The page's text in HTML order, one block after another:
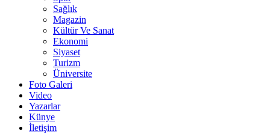
Sağlık
Magazin
Kültür Ve Sanat
Ekonomi
Siyaset
Turizm
Üniversite
Foto Galeri
Video
Yazarlar
Künye
İletişim